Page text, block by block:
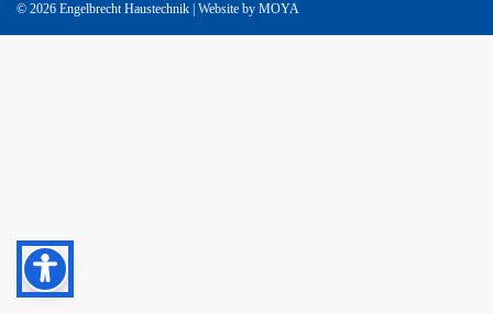
© 2026 Engelbrecht Haustechnik | Website by MOYA